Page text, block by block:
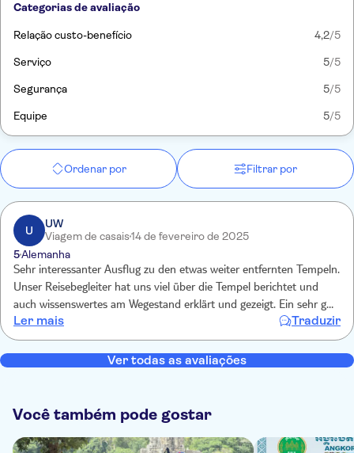
Categorias de avaliação
Relação custo-benefício 4,2/5
Serviço 5/5
Segurança 5/5
Equipe 5/5
Ordenar por Filtrar por
U
UW
Viagem de casais14 de fevereiro de 2025
5Alemanha
Sehr interessanter Ausflug zu den etwas weiter entfernten Tempeln.
Unser Reisebegleiter hat uns viel über die Tempel berichtet und
auch wissenswertes am Wegestand erklärt und gezeigt. Ein sehr gut
organisierter und durchgeführter Ausflug - uneingeschränkt
empfehlenswert.
Ler mais Traduzir
Ver todas as avaliações
Você também pode gostar